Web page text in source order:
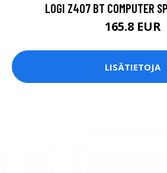
LOGI Z407 BT COMPUTER
165.8 EUR
LISÄTIETOJA